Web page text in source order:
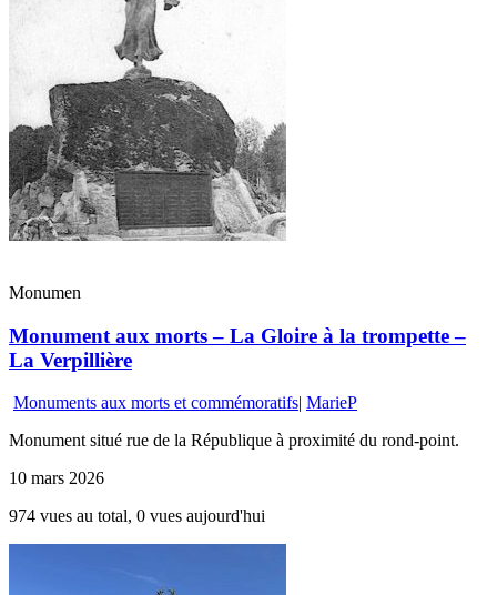
Monumen
Monument aux morts – La Gloire à la trompette –
La Verpillière
Monuments aux morts et commémoratifs| MarieP
Monument situé rue de la République à proximité du rond-point.
10 mars 2026
974 vues au total, 0 vues aujourd'hui